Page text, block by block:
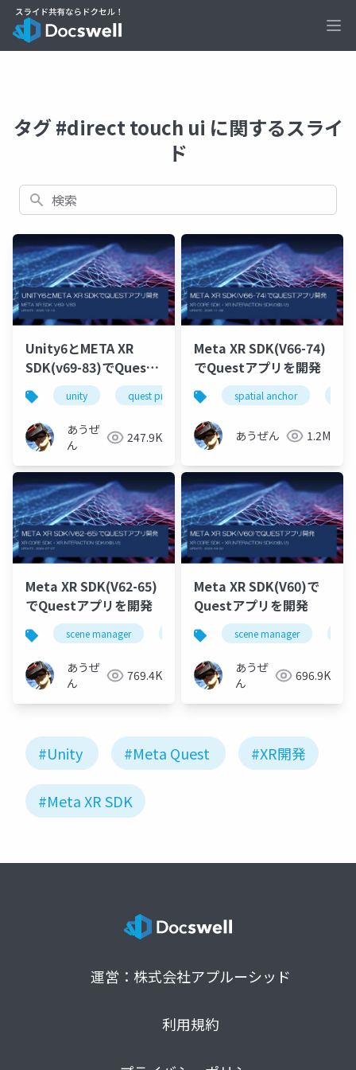
タグ #direct touch ui に関するスライ
ド
検索
Unity6とMETA XR
SDK(v69-83)でQuest
アプリ開発
unity quest pro oculus integration
あうぜ
ん
247.9K
Meta XR SDK(V66-74)
でQuestアプリを開発
spatial anchor
あうぜん 1.2M
Meta XR SDK(V62-65)
でQuestアプリを開発
scene manager depth api オクルージョン
あうぜ
ん
769.4K
Meta XR SDK(V60)で
Questアプリを開発
scene manager
あうぜ
ん
696.9K
#Unity #Meta Quest #XR開発
#Meta XR SDK
運営：株式会社アプルーシッド
利用規約